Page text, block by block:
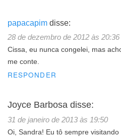
papacapim disse:
28 de dezembro de 2012 às 20:36
Cissa, eu nunca congelei, mas
me conte.
RESPONDER
Joyce Barbosa disse:
31 de janeiro de 2013 às 19:50
Oi, Sandra! Eu tô sempre